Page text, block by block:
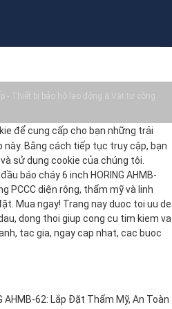
- Thiết bị bảo hộ lao động & Vật tư công
để cung cấp cho bạn những trải
Bằng cách tiếp tục truy cập, bạn
sử dụng cookie của chúng tôi.
báo cháy 6 inch HORING AHMB-
PCCC diện rộng, thẩm mỹ và linh
Mua ngay! Trang nay duoc toi uu de
dong thoi giup cong cu tim kiem va
tac gia, ngay cap nhat, cac buoc
AHMB-62: Lắp Đặt Thẩm Mỹ, An Toàn